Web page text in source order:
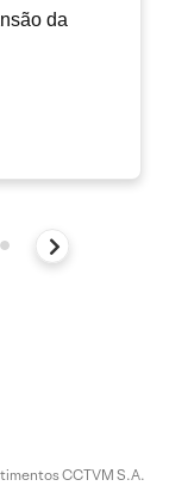
da
CCTVM S.A.